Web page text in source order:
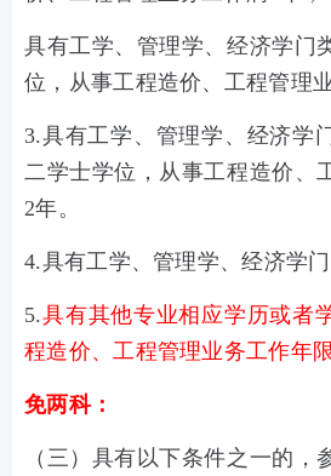
具有工学、管理学、经济学门
位，从事工程造价、工程管理
3.具有工学、管理学、经济学
二学士学位，从事工程造价、
2年。
4.具有工学、管理学、经济学门
5.具有其他专业相应学历或者
程造价、工程管理业务工作年
免两科：
（三）具有以下条件之一的，